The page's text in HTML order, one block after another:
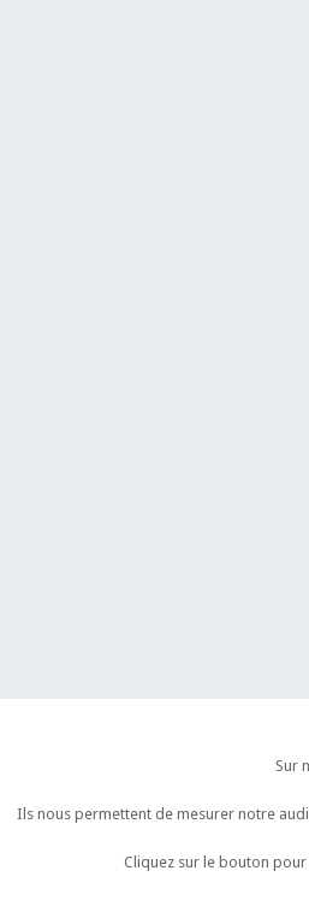
Sur
Ils nous permettent de mesurer notre
Cliquez sur le bouton